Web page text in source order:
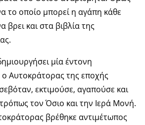
το οποίο μπορεί η αγάπη κάθε
βρει και στα βιβλία της
μία έντονη
Αυτοκράτορας της εποχής
εκτιμούσε, αγαπούσε και
τον Όσιο και την Ιερά Μονή.
βρέθηκε αντιμέτωπος